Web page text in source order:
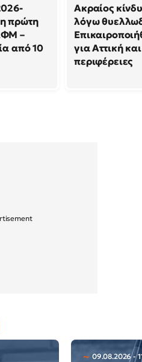
πρώτη
–
από 10
Ακραίος
λόγω
για Αττική
περιφέρειες
09.08.2026 -